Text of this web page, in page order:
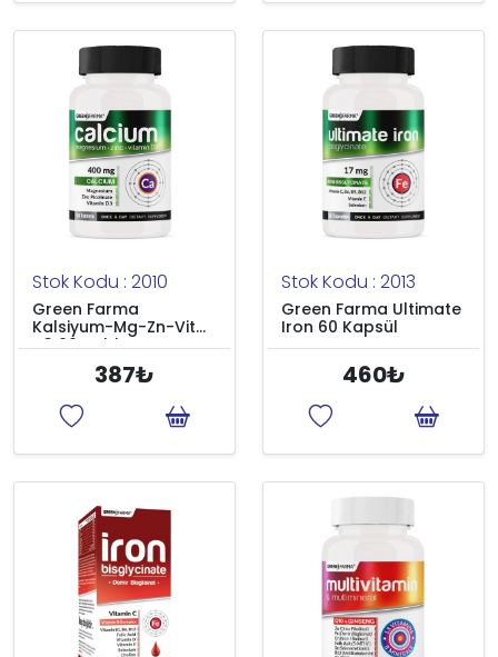
Stok Kodu : 2010
Green Farma
Kalsiyum-Mg-Zn-Vit
D3 60 Tablet
387₺
Stok Kodu : 2013
Green Farma Ultimate
Iron 60 Kapsül
460₺